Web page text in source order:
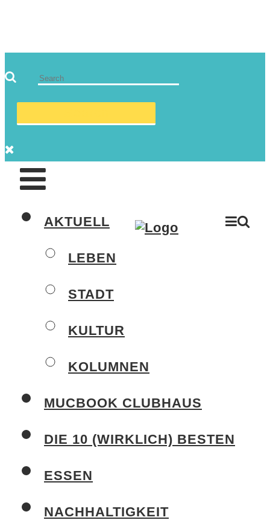
AKTUELL
LEBEN
STADT
KULTUR
KOLUMNEN
MUCBOOK CLUBHAUS
DIE 10 (WIRKLICH) BESTEN
ESSEN
NACHHALTIGKEIT